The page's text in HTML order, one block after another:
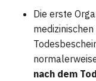
Die erste
nach dem